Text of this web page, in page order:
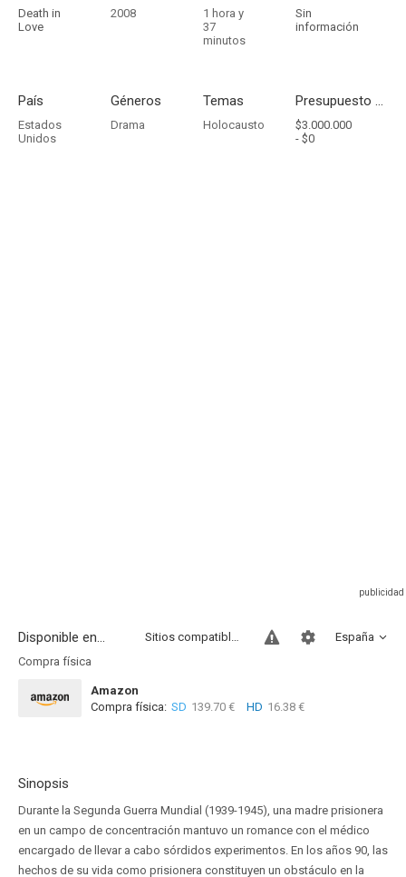
Death in
Love
2008
1 hora y
37
minutos
Sin
información
País
Estados
Unidos
Géneros
Drama
Temas
Holocausto
Presupuesto - Ingresos
$3.000.000
- $0
Disponible en... España
Sitios compatibles
Compra física
Amazon
Compra física: SD 139.70 € HD 16.38 €
Sinopsis
Durante la Segunda Guerra Mundial (1939-1945), una madre prisionera
en un campo de concentración mantuvo un romance con el médico
encargado de llevar a cabo sórdidos experimentos. En los años 90, las
hechos de su vida como prisionera constituyen un obstáculo en la